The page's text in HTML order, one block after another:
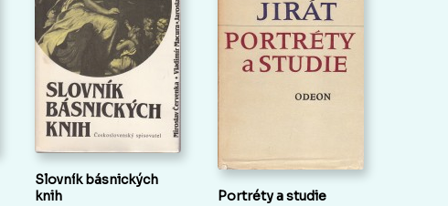
Slovník básnických
knih
Portréty a studie